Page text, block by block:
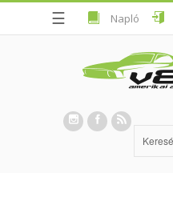
☰ Napló